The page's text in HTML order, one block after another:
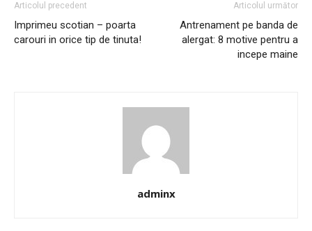
Articolul precedent
Imprimeu scotian – poarta
carouri in orice tip de tinuta!
Articolul următor
Antrenament pe banda de
alergat: 8 motive pentru a
incepe maine
adminx